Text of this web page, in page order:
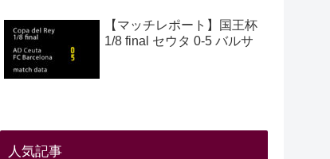
【マッチレポート】国王杯
1/8 final セウタ 0-5 バルサ
人気記事